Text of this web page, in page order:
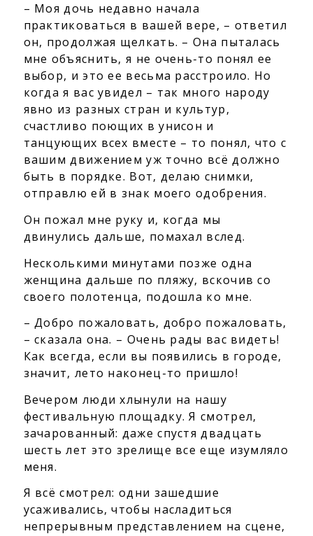
– Моя дочь недавно начала
практиковаться в вашей вере, – ответил
он, продолжая щелкать. – Она пыталась
мне объяснить, я не очень-то понял ее
выбор, и это ее весьма расстроило. Но
когда я вас увидел – так много народу
явно из разных стран и культур,
счастливо поющих в унисон и
танцующих всех вместе – то понял, что с
вашим движением уж точно всё должно
быть в порядке. Вот, делаю снимки,
отправлю ей в знак моего одобрения.
Он пожал мне руку и, когда мы
двинулись дальше, помахал вслед.
Несколькими минутами позже одна
женщина дальше по пляжу, вскочив со
своего полотенца, подошла ко мне.
– Добро пожаловать, добро пожаловать,
– сказала она. – Очень рады вас видеть!
Как всегда, если вы появились в городе,
значит, лето наконец-то пришло!
Вечером люди хлынули на нашу
фестивальную площадку. Я смотрел,
зачарованный: даже спустя двадцать
шесть лет это зрелище все еще изумляло
меня.
Я всё смотрел: одни зашедшие
усаживались, чтобы насладиться
непрерывным представлением на сцене,